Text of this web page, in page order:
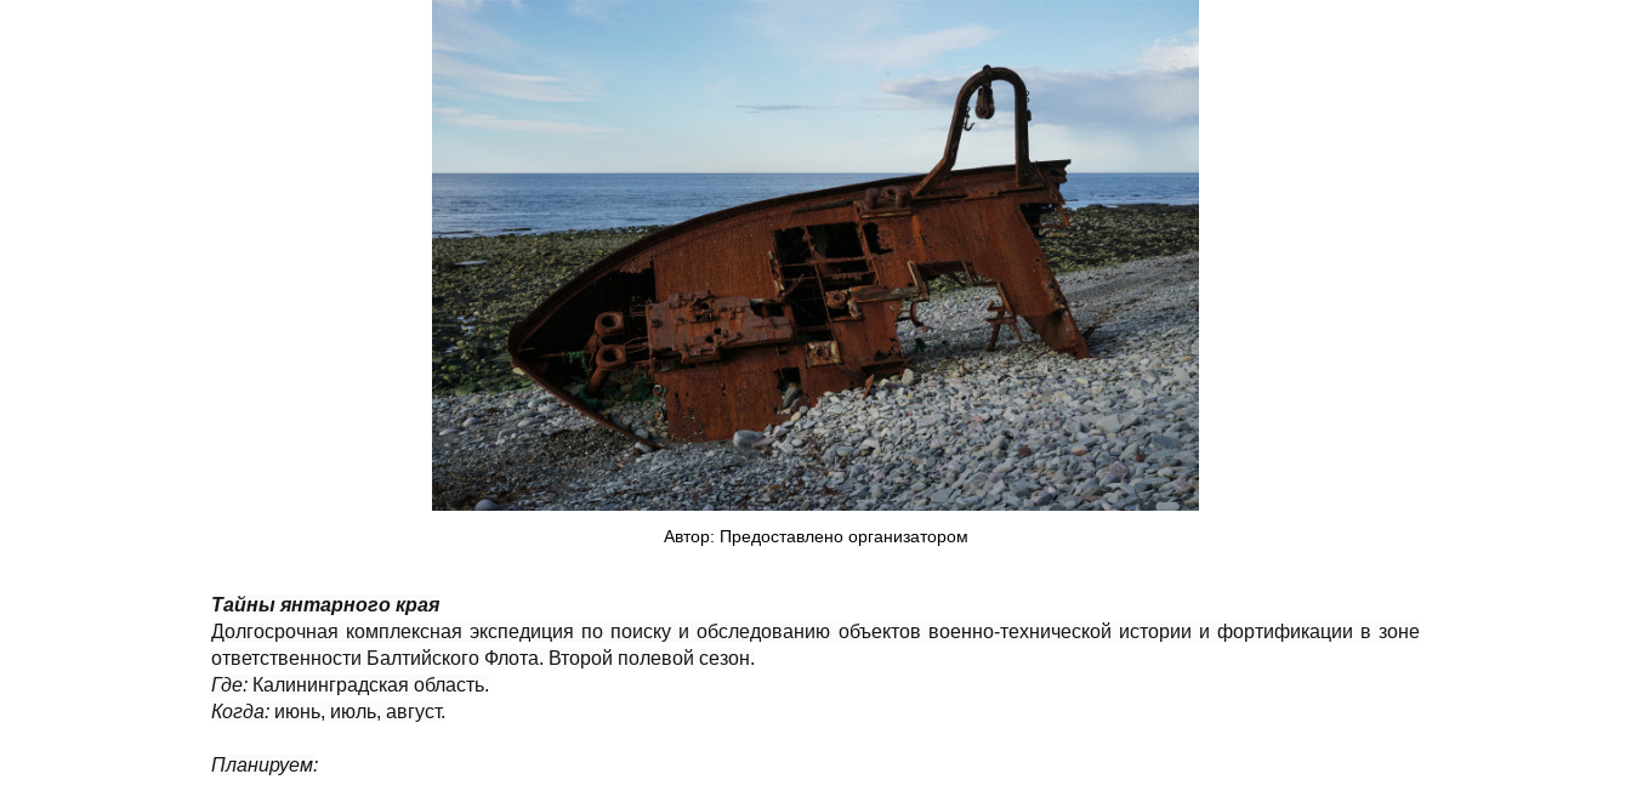
Автор: Предоставлено организатором
Тайны янтарного края
Долгосрочная комплексная экспедиция по поиску и обследованию объектов военно-технической истории и фортификации в зоне
ответственности Балтийского Флота. Второй полевой сезон.
Где: Калининградская область.
Когда: июнь, июль, август.
Планируем: